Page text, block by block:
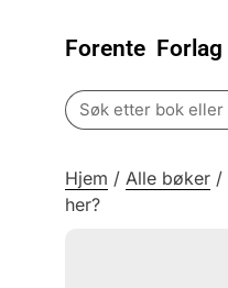
Forente Forlag
Search
for:
Hjem / Alle bøker /
her?